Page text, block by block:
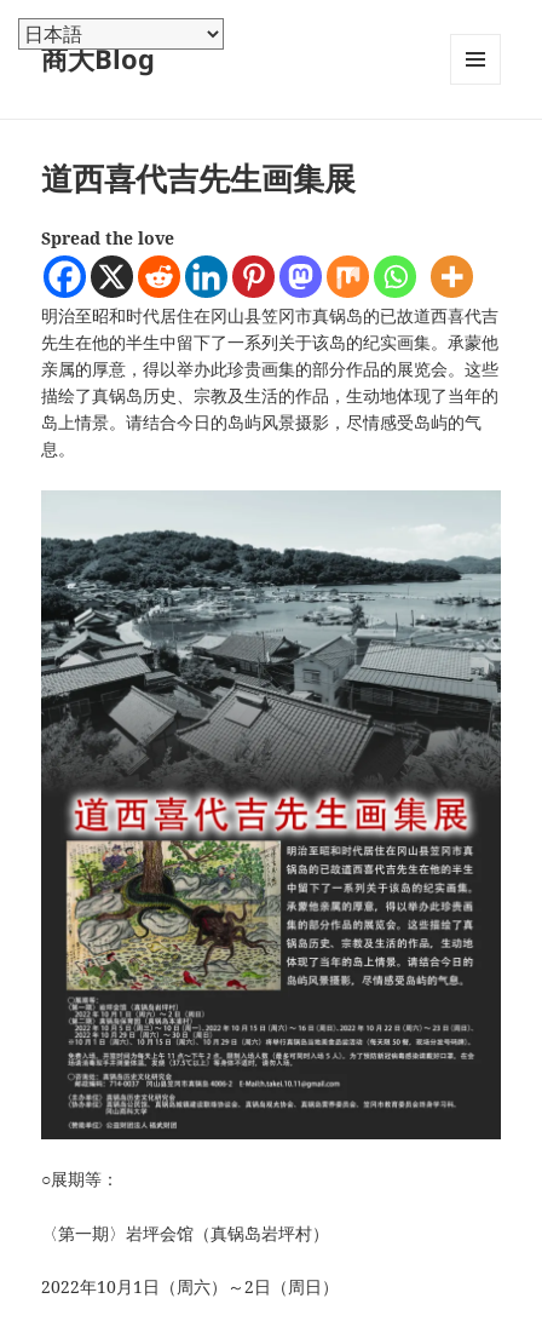
商大Blog
道西喜代吉先生画集展
Spread the love
明治至昭和时代居住在冈山县笠冈市真锅岛的已故道西喜代吉
先生在他的半生中留下了一系列关于该岛的纪实画集。承蒙他
亲属的厚意，得以举办此珍贵画集的部分作品的展览会。这些
描绘了真锅岛历史、宗教及生活的作品，生动地体现了当年的
岛上情景。请结合今日的岛屿风景摄影，尽情感受岛屿的气
息。
○展期等：
〈第一期〉岩坪会馆（真锅岛岩坪村）
2022年10月1日（周六）～2日（周日）